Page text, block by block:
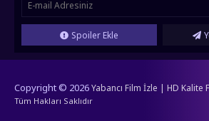
Spoiler Ekle
Copyright © 2026Yabancı Film İzle | HD Kalite
Tüm Hakları Saklıdır